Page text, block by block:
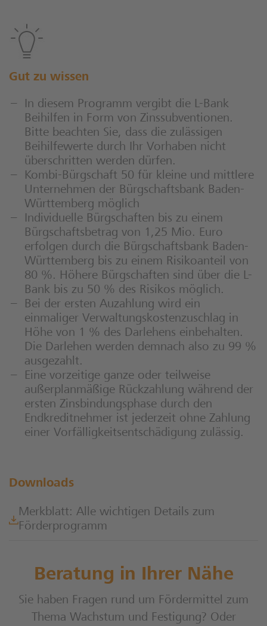
Gut zu wissen
In diesem Programm vergibt die L-Bank
Beihilfen in Form von Zinssubventionen.
Bitte beachten Sie, dass die zulässigen
Beihilfewerte durch Ihr Vorhaben nicht
überschritten werden dürfen.
Kombi-Bürgschaft 50 für kleine und mittlere
Unternehmen der Bürgschaftsbank Baden-
Württemberg möglich
Individuelle Bürgschaften bis zu einem
Bürgschaftsbetrag von 1,25 Mio. Euro
erfolgen durch die Bürgschaftsbank Baden-
Württemberg bis zu einem Risikoanteil von
80 %. Höhere Bürgschaften sind über die L-
Bank bis zu 50 % des Risikos möglich.
Bei der ersten Auzahlung wird ein
einmaliger Verwaltungskostenzuschlag in
Höhe von 1 % des Darlehens einbehalten.
Die Darlehen werden demnach also zu 99 %
ausgezahlt.
Eine vorzeitige ganze oder teilweise
außerplanmäßige Rückzahlung während der
ersten Zinsbindungsphase durch den
Endkreditnehmer ist jederzeit ohne Zahlung
einer Vorfälligkeitsentschädigung zulässig.
Downloads
Merkblatt: Alle wichtigen Details zum
Förderprogramm
Beratung in Ihrer Nähe
Sie haben Fragen rund um Fördermittel zum
Thema Wachstum und Festigung? Oder